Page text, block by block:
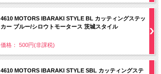
4610 MOTORS IBARAKI STYLE BL カッティングステッ
カー ブルー/シロウトモータース 茨城スタイル
価格： 500円(非課税)
4610 MOTORS IBARAKI STYLE SBL カッティングステ